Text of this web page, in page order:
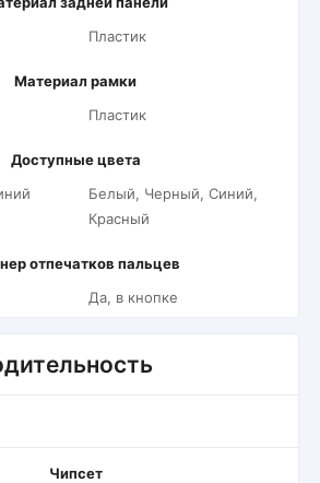
Пластик
Материал рамки
Пластик
Доступные цвета
Белый, Черный, Синий,
Красный
отпечатков пальцев
Да, в кнопке
Чипсет